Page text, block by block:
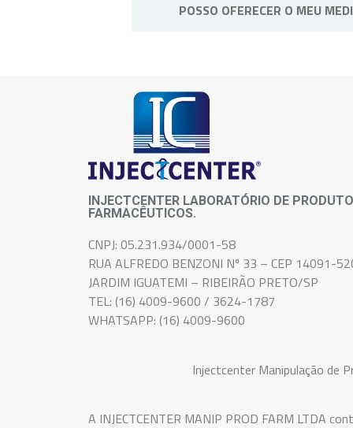
POSSO OFERECER O MEU
INJECTCENTER LABORATÓRIO DE
FARMACÊUTICOS.
CNPJ: 05.231.934/0001-58
RUA ALFREDO BENZONI Nº 33 – CEP 14091-
JARDIM IGUATEMI – RIBEIRÃO PRETO/SP
TEL: (16) 4009-9600 / 3624-1787
WHATSAPP: (16) 4009-9600
Injectcenter Manipulação de
A INJECTCENTER MANIP PROD FARM LTDA